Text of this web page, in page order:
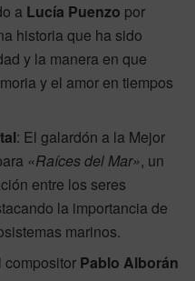
a Lucía Puenzo por
historia que ha sido
y la manera en que
y el amor en tiempos
: El galardón a la Mejor
«Raíces del Mar», un
entre los seres
la importancia de
marinos.
compositor Pablo Alborán